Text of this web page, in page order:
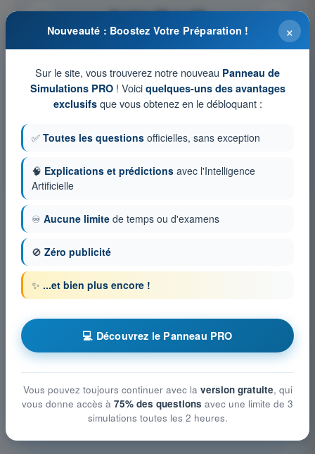
Question 242 sur 448
Tests d'entraînement et examens blancs
chronométrés PPL(A) - Licence pilote privé avion
Examen en PDF PPL(A) FR - Navigation
×
Nouveauté : Boostez Votre Préparation !
Sur le site, vous trouverez notre nouveau Panneau de
Simulations PRO! Voici quelques-uns des avantages
exclusifsque vous obtenez en le débloquant :
✅ Toutes les questions officielles, sans exception
🧠 Explications et prédictions avec l'Intelligence
Artificielle
♾️ Aucune limite de temps ou d'examens
🚫 Zéro publicité
✨ ...et bien plus encore !
💻 Découvrez le Panneau PRO
Vous pouvez toujours continuer avec la version gratuite, qui
vous donne accès à 75% des questions avec une limite de 3
simulations toutes les 2 heures.